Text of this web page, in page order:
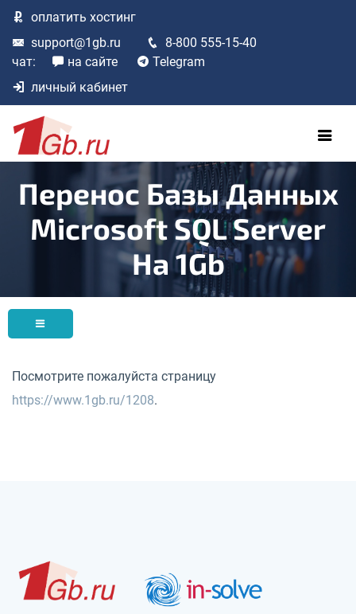
оплатить хостинг
support@1gb.ru
8-800 555-15-40
чат:
на сайте
Telegram
личный кабинет
Перенос Базы Данных
Microsoft SQL Server
На 1Gb
Посмотрите пожалуйста страницу
https://www.1gb.ru/1208.